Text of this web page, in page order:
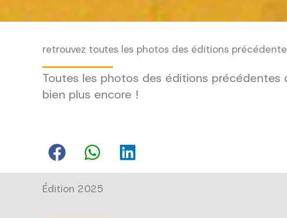
retrouvez toutes les photos des éditions
Toutes les photos des éditions précédentes
bien plus encore !
Édition 2025